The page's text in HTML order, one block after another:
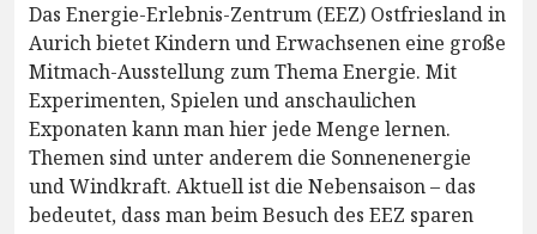
Das Energie-Erlebnis-Zentrum (EEZ) Ostfriesland in
Aurich bietet Kindern und Erwachsenen eine große
Mitmach-Ausstellung zum Thema Energie. Mit
Experimenten, Spielen und anschaulichen
Exponaten kann man hier jede Menge lernen.
Themen sind unter anderem die Sonnenenergie
und Windkraft. Aktuell ist die Nebensaison – das
bedeutet, dass man beim Besuch des EEZ sparen